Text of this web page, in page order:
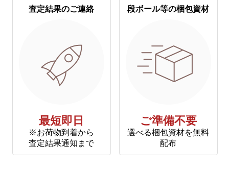
査定結果のご連絡
最短即日
※お荷物到着から
査定結果通知まで
段ボール等の梱包資材
ご準備不要
選べる梱包資材を無料
配布